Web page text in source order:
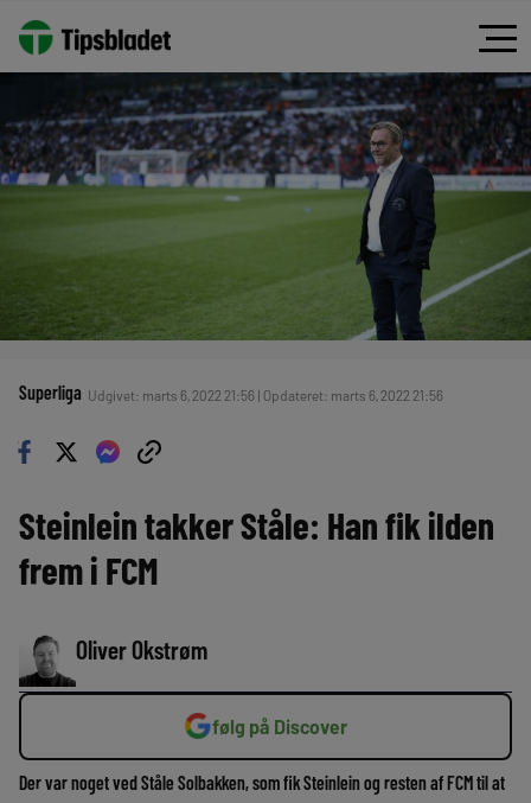
Superliga Udgivet: marts 6, 2022 21:56 | Opdateret: marts 6, 2022 21:56
Steinlein takker Ståle: Han fik ilden
frem i FCM
Oliver Okstrøm
følg på Discover
Der var noget ved Ståle Solbakken, som fik Steinlein og resten af FCM til at